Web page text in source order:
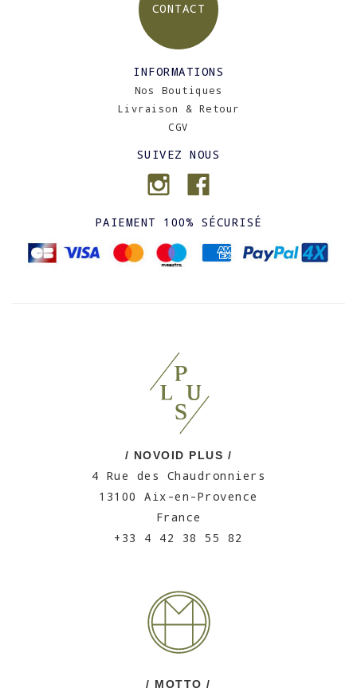
CONTACT
INFORMATIONS
Nos Boutiques
Livraison & Retour
CGV
SUIVEZ NOUS
PAIEMENT 100% SÉCURISÉ
/ NOVOID PLUS /
4 Rue des Chaudronniers
13100 Aix-en-Provence
France
+33 4 42 38 55 82
/ MOTTO /